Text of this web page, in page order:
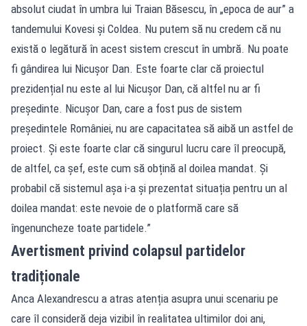
absolut ciudat în umbra lui Traian Băsescu, în „epoca de aur” a
tandemului Kovesi și Coldea. Nu putem să nu credem că nu
există o legătură în acest sistem crescut în umbră. Nu poate
fi gândirea lui Nicușor Dan. Este foarte clar că proiectul
prezidențial nu este al lui Nicușor Dan, că altfel nu ar fi
președinte. Nicușor Dan, care a fost pus de sistem
președintele României, nu are capacitatea să aibă un astfel de
proiect. Și este foarte clar că singurul lucru care îl preocupă,
de altfel, ca șef, este cum să obțină al doilea mandat. Și
probabil că sistemul așa i-a și prezentat situația pentru un al
doilea mandat: este nevoie de o platformă care să
îngenuncheze toate partidele.”
Avertisment privind colapsul partidelor
tradiționale
Anca Alexandrescu a atras atenția asupra unui scenariu pe
care îl consideră deja vizibil în realitatea ultimilor doi ani,